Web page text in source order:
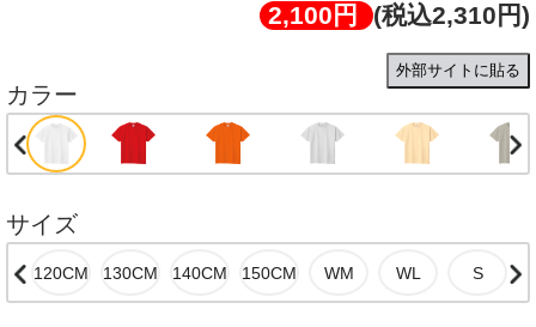
2,100円 (税込2,310円)
外部サイトに貼る
カラー
サイズ